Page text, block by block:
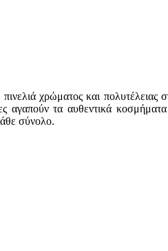
χρώματος και
αγαπούν τα αυθεντικά
σύνολο.